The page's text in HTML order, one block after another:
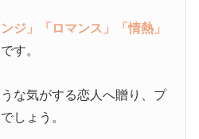
ジ」 「ロマンス」
「情熱」
です。
な気がする恋人へ贈り、プ
しょう。